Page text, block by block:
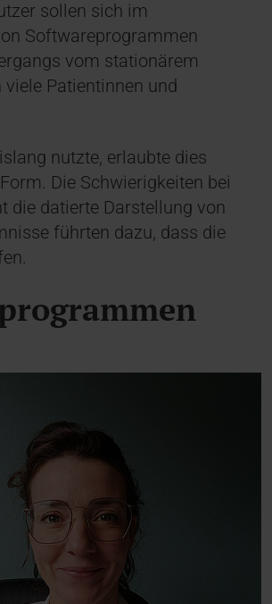
sollen sich im
Softwareprogrammen
vom stationärem
Patientinnen und
nutzte, erlaubte dies
Die Schwierigkeiten bei
die datierte Darstellung von
führten dazu, dass die